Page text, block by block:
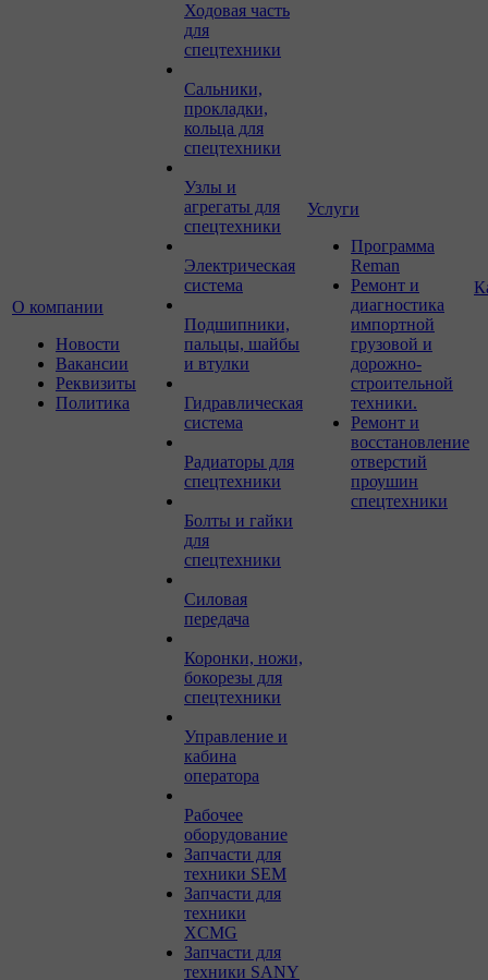
О компании
Новости
Вакансии
Реквизиты
Политика
Ходовая часть
для
спецтехники
Сальники,
прокладки,
кольца для
спецтехники
Узлы и
агрегаты для
спецтехники
Электрическая
система
Подшипники,
пальцы, шайбы
и втулки
Гидравлическая
система
Радиаторы для
спецтехники
Болты и гайки
для
спецтехники
Силовая
передача
Коронки, ножи,
бокорезы для
спецтехники
Управление и
кабина
оператора
Рабочее
оборудование
Запчасти для
техники SEM
Запчасти для
техники
XCMG
Запчасти для
техники SANY
Услуги
Программа
Reman
Ремонт и
диагностика
импортной
грузовой и
дорожно-
строительной
техники.
Ремонт и
восстановление
отверстий
проушин
спецтехники